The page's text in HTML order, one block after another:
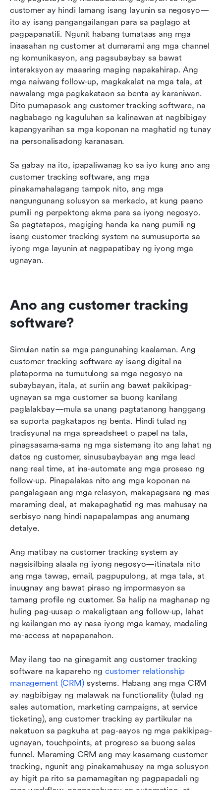
customer ay hindi lamang isang layunin sa negosyo—
ito ay isang pangangailangan para sa paglago at
pagpapanatili. Ngunit habang tumataas ang mga
inaasahan ng customer at dumarami ang mga channel
ng komunikasyon, ang pagsubaybay sa bawat
interaksyon ay maaaring maging napakahirap. Ang
mga naiwang follow-up, magkakalat na mga tala, at
nawalang mga pagkakataon sa benta ay karaniwan.
Dito pumapasok ang customer tracking software, na
nagbabago ng kaguluhan sa kalinawan at nagbibigay
kapangyarihan sa mga koponan na maghatid ng tunay
na personalisadong karanasan.
Sa gabay na ito, ipapaliwanag ko sa iyo kung ano ang
customer tracking software, ang mga
pinakamahalagang tampok nito, ang mga
nangungunang solusyon sa merkado, at kung paano
pumili ng perpektong akma para sa iyong negosyo.
Sa pagtatapos, magiging handa ka nang pumili ng
isang customer tracking system na sumusuporta sa
iyong mga layunin at nagpapatibay ng iyong mga
ugnayan.
Ano ang customer tracking
software?
Simulan natin sa mga pangunahing kaalaman. Ang
customer tracking software ay isang digital na
plataporma na tumutulong sa mga negosyo na
subaybayan, itala, at suriin ang bawat pakikipag-
ugnayan sa mga customer sa buong kanilang
paglalakbay—mula sa unang pagtatanong hanggang
sa suporta pagkatapos ng benta. Hindi tulad ng
tradisyunal na mga spreadsheet o papel na tala,
pinagsasama-sama ng mga sistemang ito ang lahat ng
datos ng customer, sinusubaybayan ang mga lead
nang real time, at ina-automate ang mga proseso ng
follow-up. Pinapalakas nito ang mga koponan na
pangalagaan ang mga relasyon, makapagsara ng mas
maraming deal, at makapaghatid ng mas mahusay na
serbisyo nang hindi napapalampas ang anumang
detalye.
Ang matibay na customer tracking system ay
nagsisilbing alaala ng iyong negosyo—itinatala nito
ang mga tawag, email, pagpupulong, at mga tala, at
inuugnay ang bawat piraso ng impormasyon sa
tamang profile ng customer. Sa halip na maghanap ng
huling pag-uusap o makaligtaan ang follow-up, lahat
ng kailangan mo ay nasa iyong mga kamay, madaling
ma-access at napapanahon.
May ilang tao na ginagamit ang customer tracking
software na kapareho ng customer relationship
management (CRM) systems. Habang ang mga CRM
ay nagbibigay ng malawak na functionality (tulad ng
sales automation, marketing campaigns, at service
ticketing), ang customer tracking ay partikular na
nakatuon sa pagkuha at pag-aayos ng mga pakikipag-
ugnayan, touchpoints, at progreso sa buong sales
funnel. Maraming CRM ang may kasamang customer
tracking, ngunit ang pinakamahusay na mga solusyon
ay higit pa rito sa pamamagitan ng pagpapadali ng
12 pinakamahusay na mga solusyon sa
software para sa pagsubaybay ng customer
Paano pumili ng tamang software para
subaybayan ang mga customer
Mga Madalas Itanong